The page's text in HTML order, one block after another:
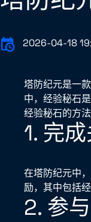
2026-04-18
塔防纪元是一
中，经验秘石
经验秘石的方法
1. 完
在塔防纪元中
励，其中包括
2. 参